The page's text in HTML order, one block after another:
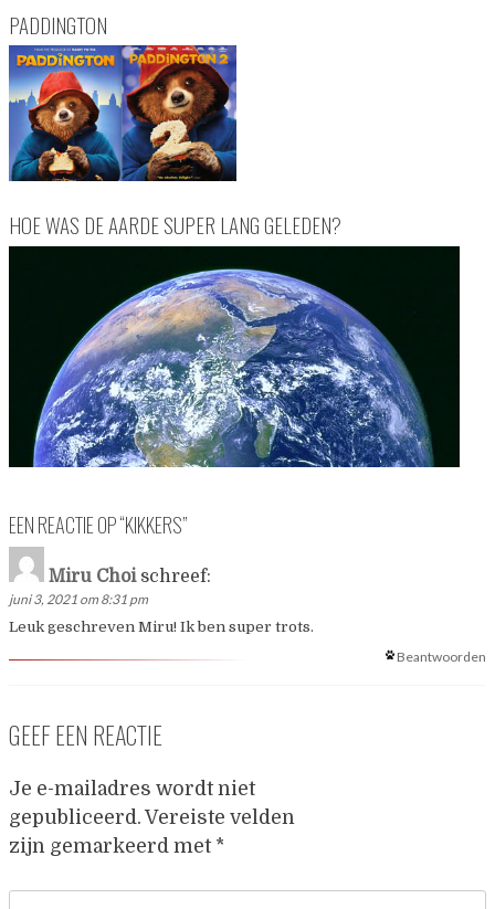
PADDINGTON
HOE WAS DE AARDE SUPER LANG GELEDEN?
EEN REACTIE OP “KIKKERS”
Miru Choi schreef:
juni 3, 2021 om 8:31 pm
Leuk geschreven Miru! Ik ben super trots.
Beantwoorden
GEEF EEN REACTIE
Je e-mailadres wordt niet
gepubliceerd. Vereiste velden
zijn gemarkeerd met *